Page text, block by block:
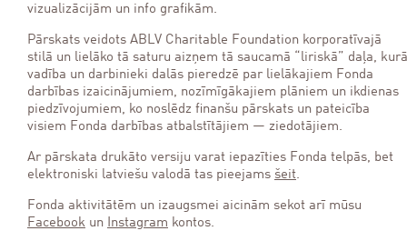
vizualizācijām un info grafikām.
Pārskats veidots ABLV Charitable Foundation korporatīvajā
stilā un lielāko tā saturu aizņem tā saucamā “liriskā” daļa, kurā
vadība un darbinieki dalās pieredzē par lielākajiem Fonda
darbības izaicinājumiem, nozīmīgākajiem plāniem un ikdienas
piedzīvojumiem, ko noslēdz finanšu pārskats un pateicība
visiem Fonda darbības atbalstītājiem — ziedotājiem.
Ar pārskata drukāto versiju varat iepazīties Fonda telpās, bet
elektroniski latviešu valodā tas pieejams šeit.
Fonda aktivitātēm un izaugsmei aicinām sekot arī mūsu
Facebook un Instagram kontos.